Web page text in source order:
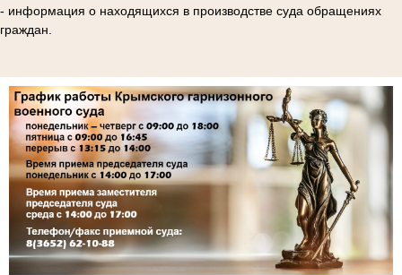
- информация о находящихся в производстве суда обращениях
граждан.